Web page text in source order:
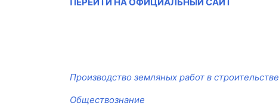
Производство земляных работ в строительстве
Обществознание